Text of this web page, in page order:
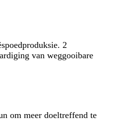
2
van weggooibare
om meer doeltreffend te